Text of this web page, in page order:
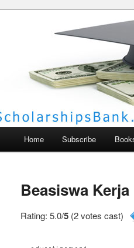
Home Subscribe
Beasiswa
Rating: 5.0/5 (2 votes cast)